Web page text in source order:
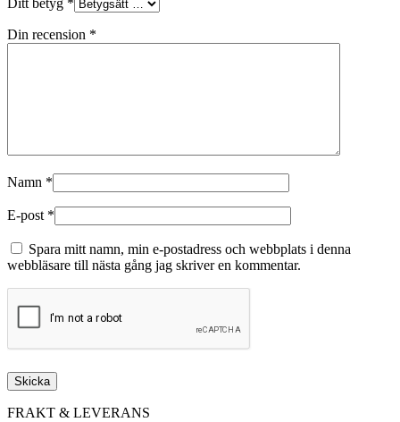
Din recension *
Namn *
E-post *
Spara mitt namn, min e-postadress och webbplats i denna
webbläsare till nästa gång jag skriver en kommentar.
FRAKT & LEVERANS